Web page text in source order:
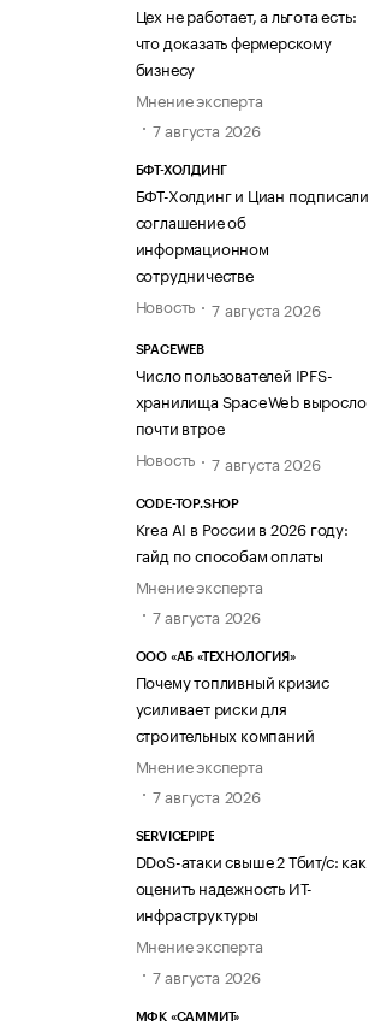
Цех не работает, а льгота есть:
что доказать фермерскому
бизнесу
Мнение эксперта
7 августа 2026
БФТ-ХОЛДИНГ
БФТ-Холдинг и Циан подписали
соглашение об
информационном
сотрудничестве
Новость
7 августа 2026
SPACEWEB
Число пользователей IPFS-
хранилища SpaceWeb выросло
почти втрое
Новость
7 августа 2026
CODE-TOP.SHOP
Krea AI в России в 2026 году:
гайд по способам оплаты
Мнение эксперта
7 августа 2026
ООО «АБ «ТЕХНОЛОГИЯ»
Почему топливный кризис
усиливает риски для
строительных компаний
Мнение эксперта
7 августа 2026
SERVICEPIPE
DDoS-атаки свыше 2 Тбит/с: как
оценить надежность ИТ-
инфраструктуры
Мнение эксперта
7 августа 2026
МФК «САММИТ»